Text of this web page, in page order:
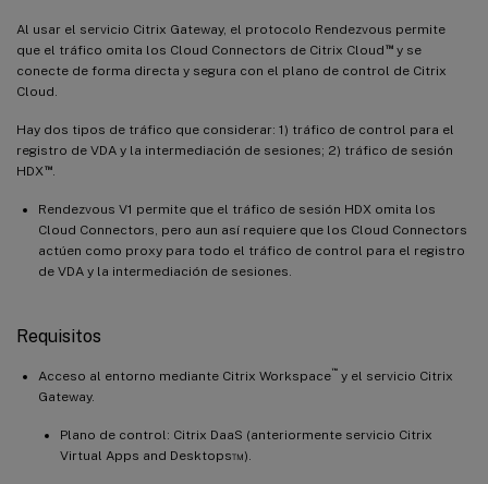
Al usar el servicio Citrix Gateway, el protocolo Rendezvous permite
que el tráfico omita los Cloud Connectors de Citrix Cloud ™y se
conecte de forma directa y segura con el plano de control de Citrix
Cloud.
Hay dos tipos de tráfico que considerar: 1) tráfico de control para el
registro de VDA y la intermediación de sesiones; 2) tráfico de sesión
HDX ™.
Rendezvous V1 permite que el tráfico de sesión HDX omita los
Cloud Connectors, pero aun así requiere que los Cloud Connectors
actúen como proxy para todo el tráfico de control para el registro
de VDA y la intermediación de sesiones.
Requisitos
Acceso al entorno mediante Citrix Workspace™ y el servicio Citrix
Gateway.
Plano de control: Citrix DaaS (anteriormente servicio Citrix
Virtual Apps and Desktops™).